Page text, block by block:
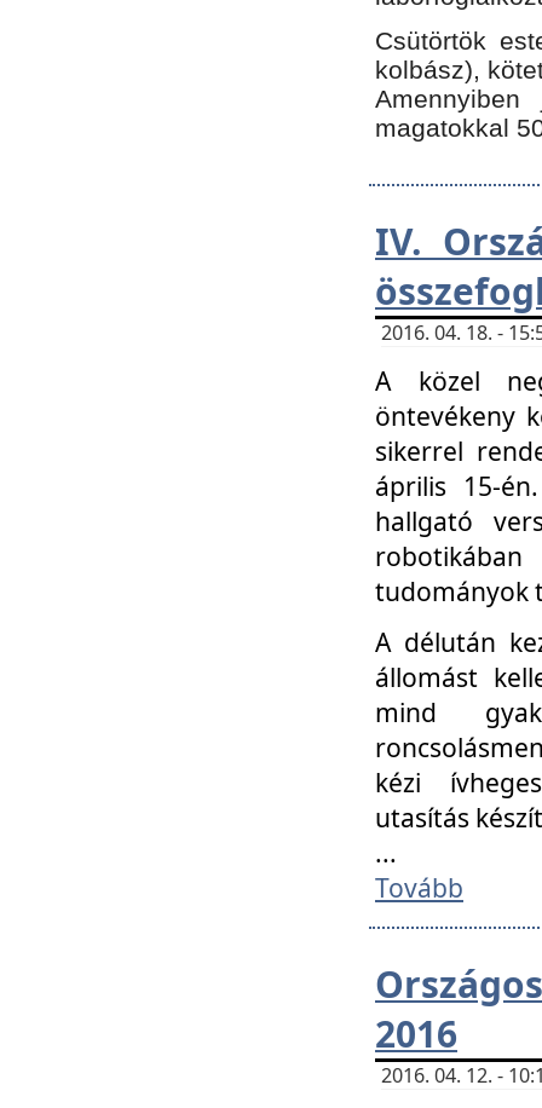
Csütörtök
kolbász),
Amennyiben
magatokkal
IV.
2016. 04. 18. -
A közel
öntevékeny
sikerrel
április 15-
hallgató
tudományok
A délután
állomást
mind
kézi
utasítás
...
Tovább
2016
2016. 04. 12. -